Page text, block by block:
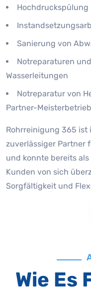
Hochdruckspülung
Sanierung von
Notreparaturen
Wasserleitungen
Notreparatur von
Partner-Meisterbetrieb
Rohrreinigung 365 ist
zuverlässiger Partner
und konnte bereits
Kunden von sich
Sorgfältigkeit und
Wie